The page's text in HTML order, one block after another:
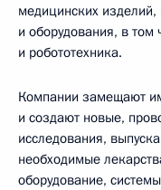
медицинских изделий,
и оборудования, в том
и робототехника.
Компании замещают
и создают новые,
исследования,
необходимые
оборудование,